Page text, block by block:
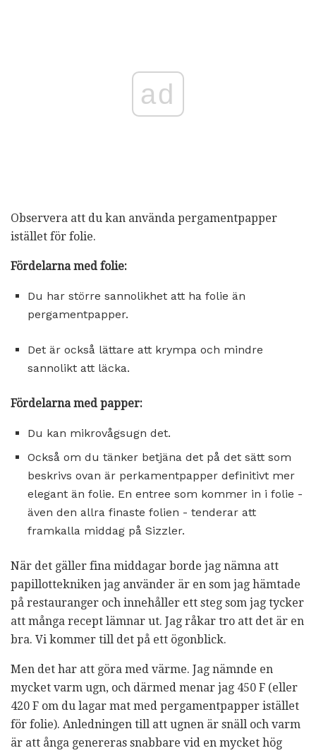
ad
Observera att du kan använda pergamentpapper
istället för folie.
Fördelarna med folie:
Du har större sannolikhet att ha folie än
pergamentpapper.
Det är också lättare att krympa och mindre
sannolikt att läcka.
Fördelarna med papper:
Du kan mikrovågsugn det.
Också om du tänker betjäna det på det sätt som
beskrivs ovan är perkamentpapper definitivt mer
elegant än folie. En entree som kommer in i folie -
även den allra finaste folien - tenderar att
framkalla middag på Sizzler.
När det gäller fina middagar borde jag nämna att
papillottekniken jag använder är en som jag hämtade
på restauranger och innehåller ett steg som jag tycker
att många recept lämnar ut. Jag råkar tro att det är en
bra. Vi kommer till det på ett ögonblick.
Men det har att göra med värme. Jag nämnde en
mycket varm ugn, och därmed menar jag 450 F (eller
420 F om du lagar mat med pergamentpapper istället
för folie). Anledningen till att ugnen är snäll och varm
är att ånga genereras snabbare vid en mycket hög